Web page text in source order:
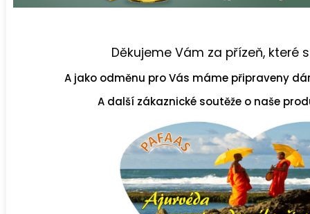
Děkujeme Vám za přízeň, které
A jako odměnu pro Vás máme připraveny
A další zákaznické soutěže o naše